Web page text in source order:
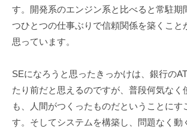
ス
エ
ジ
ニ
ア
す。開発系のエンジン系と比べると常駐期
つひとつの仕事ぶりで信頼関係を築くこと
思っています。
SEになろうと思ったきっかけは、銀行の
たり前だと思えるのですが、普段何気なく
も、人間がつくったものだということにす
す。そしてシステムを構築し、問題なく動